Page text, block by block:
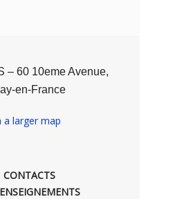
– 60 10eme Avenue,
en-France
CONTACTS